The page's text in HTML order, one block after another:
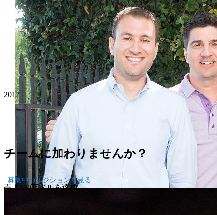
2012
売上100万ドルを達成
チームに加わりませんか？
募集中のポジションを見る